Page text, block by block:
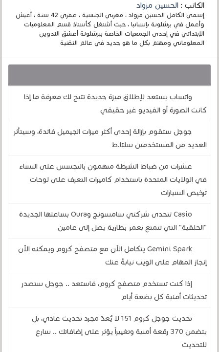
الكاتب :الحسين مزواد
إسمي الكامل الحسين مزواد ، مغربي الجنسية ، عمري 42 سنة ، أعيش
وأعمل في برشلونة بإسبانيا ، حيث أشتغل كأستاذ قسم المعلوميات
الإبتدائي في إحدى الجمعيات الخاصة ببرشلونة أعشق التدوين
المعلوماتي ومهتم بكل ما هو جديد في عالم التقنية
واتساب يستعد لإطلاق ميزة جديدة تتيح لك معرفة ما إذا
كانت الصورة أو الفيديو غير حقيقي
جوجل ستقوم بإزالة إحدى أكثر ميزات الجيميل فائدة، وسيتأثر
العديد من المستخدمين سلبًا.ط
عشرات من ضباط الشرطة متهمون بالتجسس على النساء
في الولايات المتحدة باستخدام كاميرات التعرف على لوحات
ترخيص السيارات
Casio تتحدى شركتي سامسونج وOura بساعتها الجديدة
"الحلقية" التي تتمتع بعمر بطارية يصل إلى عامين
Gemini Spark يتكامل الآن مع متصفح كروم ويمكنه الآن
إنجاز المهام على الويب نيابةً عنك
إذا كنت تستخدم متصفح كروم، فاستعد .. جوجل ستصدر
تحديثات أمنية كل بضعة أيام
تحديث جوجل كروم 151 لا يُعدّ مجرد تحديث عادي، بل
يتضمن 370 رقعة أمنية وتغييراً يؤثر على إضافاتك .. سارع
للتحديث